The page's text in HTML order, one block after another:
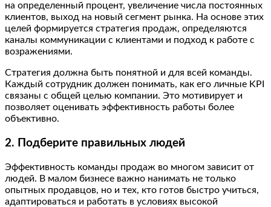
на определенный процент, увеличение числа постоянных
клиентов, выход на новый сегмент рынка. На основе этих
целей формируется стратегия продаж, определяются
каналы коммуникации с клиентами и подход к работе с
возражениями.
Стратегия должна быть понятной и для всей команды.
Каждый сотрудник должен понимать, как его личные KPI
связаны с общей целью компании. Это мотивирует и
позволяет оценивать эффективность работы более
объективно.
2. Подберите правильных людей
Эффективность команды продаж во многом зависит от
людей. В малом бизнесе важно нанимать не только
опытных продавцов, но и тех, кто готов быстро учиться,
адаптироваться и работать в условиях высокой